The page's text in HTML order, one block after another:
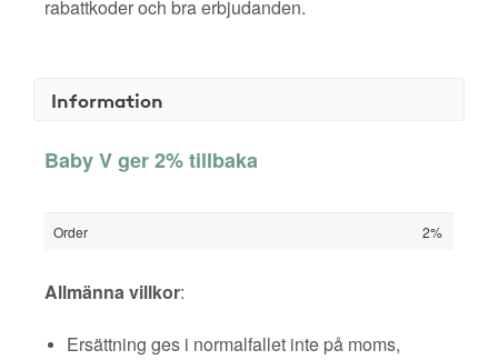
rabattkoder och bra erbjudanden.
Information
Baby V ger 2% tillbaka
Order 2%
Allmänna villkor:
Ersättning ges i normalfallet inte på moms,